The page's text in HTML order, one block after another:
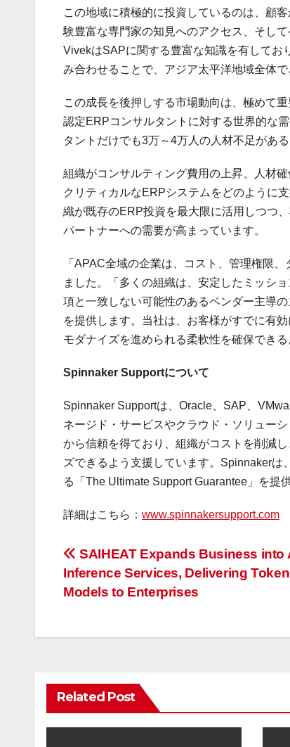
この地域に積極的に投資しているのは、顧
験豊富な専門家の知見へのアクセス、そし
VivekはSAPに関する豊富な知識を有してお
み合わせることで、アジア太平洋地域全体
この成長を後押しする市場動向は、極めて重
認定ERPコンサルタントに対する世界的な
タントだけでも3万～4万人の人材不足があ
組織がコンサルティング費用の上昇、人材
クリティカルなERPシステムをどのように
織が既存のERP投資を最大限に活用しつつ
パートナーへの需要が高まっています。
「APAC全域の企業は、コスト、管理権限
ました。「多くの組織は、安定したミッシ
項と一致しない可能性のあるベンダー主導
を提供します。当社は、お客様がすでに有
モダナイズを進められる柔軟性を確保できる
Spinnaker Supportについて
Spinnaker Supportは、Oracle、SAP、
ネージド・サービスやクラウド・ソリュー
から信頼を得ており、組織がコストを削減
ズできるよう支援しています。Spinnaker
る「The Ultimate Support Guarantee」を提
詳細はこちら： www.spinnakersupport.com
投
稿
ビ
ー
シ
SAIHEAT Expands Business into
Inference Services, Delivering
Models to Enterprises
Related Post